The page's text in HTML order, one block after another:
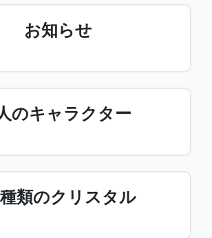
お知らせ
のキャラクター
類のクリスタル